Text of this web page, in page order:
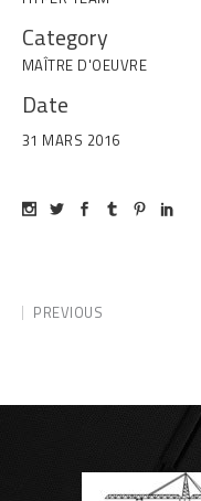
Category
MAÎTRE D'OEUVRE
Date
31 MARS 2016
PREVIOUS